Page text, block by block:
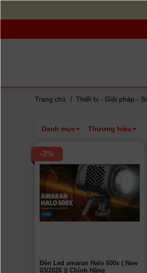
Trang chủ / Thiết bị - Giải pháp -
Danh mục Thương hiệu
-3%
Đèn Led amaran Halo 600x ( New
03/2026 )| Chính Hãng